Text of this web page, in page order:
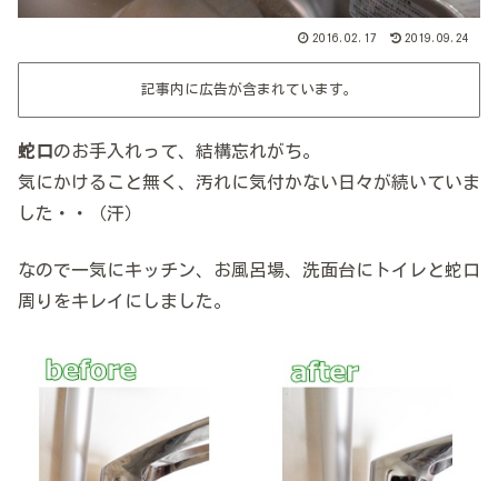
2016.02.17 2019.09.24
記事内に広告が含まれています。
蛇口 のお手入れって、結構忘れがち。
気にかけること無く、汚れに気付かない日々が続いていま
した・・（汗）
なので一気にキッチン、お風呂場、洗面台にトイレと蛇口
周りをキレイにしました。